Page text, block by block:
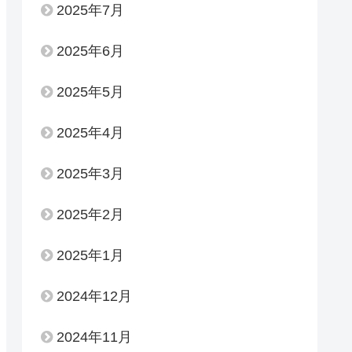
2025年7月
2025年6月
2025年5月
2025年4月
2025年3月
2025年2月
2025年1月
2024年12月
2024年11月